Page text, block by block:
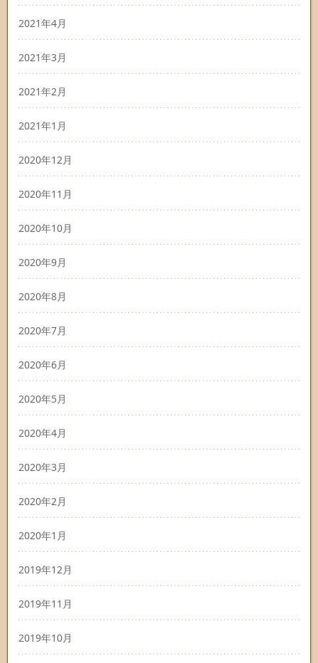
2021年4月
2021年3月
2021年2月
2021年1月
2020年12月
2020年11月
2020年10月
2020年9月
2020年8月
2020年7月
2020年6月
2020年5月
2020年4月
2020年3月
2020年2月
2020年1月
2019年12月
2019年11月
2019年10月